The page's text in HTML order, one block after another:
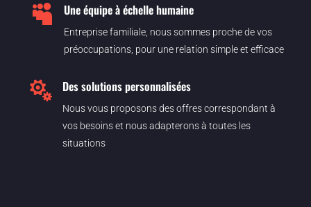
 Une équipe à échelle humaine
Entreprise familiale, nous sommes proche de vos
préoccupations, pour une relation simple et efficace
 Des solutions personnalisées
Nous vous proposons des offres correspondant à
vos besoins et nous adapterons à toutes les
situations